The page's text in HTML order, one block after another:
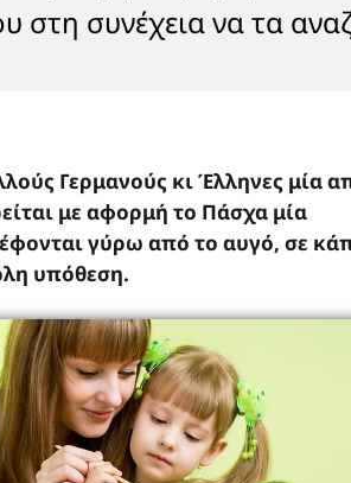
στη συνέχεια να τα
Γερμανούς κι Έλληνες μία
με αφορμή το Πάσχα μία
γύρω από το αυγό, σε
υπόθεση.